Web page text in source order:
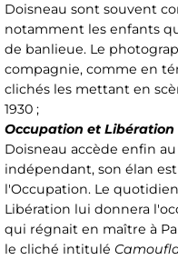
Doisneau sont souvent
notamment les enfants
de banlieue. Le
compagnie, comme en
clichés les mettant en
1930 ;
Occupation et Libération
Doisneau accède enfin
indépendant, son élan
l'Occupation. Le
Libération lui donnera
qui régnait en maître à
le cliché intitulé